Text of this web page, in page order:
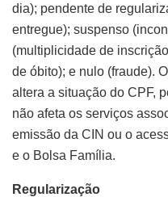
dia); pendente de
entregue); suspenso
(multiplicidade de
de óbito); e nulo (fraude).
altera a situação do CPF,
não afeta os serviços
emissão da CIN ou o
e o Bolsa Família.
Regularização